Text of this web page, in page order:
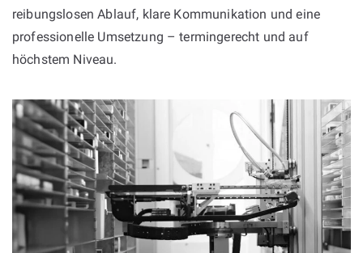
reibungslosen Ablauf, klare Kommunikation und eine
professionelle Umsetzung – termingerecht und auf
höchstem Niveau.